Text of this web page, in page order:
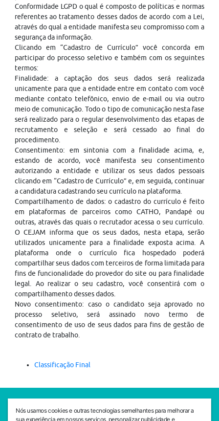
Conformidade LGPD o qual é composto de políticas e normas
referentes ao tratamento desses dados de acordo com a Lei,
através do qual a entidade manifesta seu compromisso com a
segurança da informação.
Clicando em “Cadastro de Currículo” você concorda em
participar do processo seletivo e também com os seguintes
termos:
Finalidade: a captação dos seus dados será realizada
unicamente para que a entidade entre em contato com você
mediante contato telefônico, envio de e-mail ou via outro
meio de comunicação. Todo o tipo de comunicação nesta fase
será realizado para o regular desenvolvimento das etapas de
recrutamento e seleção e será cessado ao final do
procedimento.
Consentimento: em sintonia com a finalidade acima, e,
estando de acordo, você manifesta seu consentimento
autorizando a entidade e utilizar os seus dados pessoais
clicando em “Cadastro de Currículo” e, em seguida, continuar
a candidatura cadastrando seu currículo na plataforma.
Compartilhamento de dados: o cadastro do currículo é feito
em plataformas de parceiros como CATHO, Pandapé ou
outras, através das quais o recrutador acessa o seu currículo.
O CEJAM informa que os seus dados, nesta etapa, serão
utilizados unicamente para a finalidade exposta acima. A
plataforma onde o currículo fica hospedado poderá
compartilhar seus dados com terceiros de forma limitada para
fins de funcionalidade do provedor do site ou para finalidade
legal. Ao realizar o seu cadastro, você consentirá com o
compartilhamento desses dados.
Novo consentimento: caso o candidato seja aprovado no
processo seletivo, será assinado novo termo de
consentimento de uso de seus dados para fins de gestão de
contrato de trabalho.
Classificação Final
SEDE CEJAM
Av. da Liberdade, 765, Liberdade, São Paulo, 01503-001
Nós usamos cookies e outras tecnologias semelhantes para melhorar a
sua experiência em nossos serviços, personalizar publicidade e